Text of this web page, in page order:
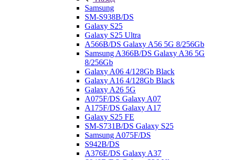
Samsung
SM-S938B/DS
Galaxy S25
Galaxy S25 Ultra
A566B/DS Galaxy A56 5G 8/256Gb
Samsung A366B/DS Galaxy A36 5G
8/256Gb
Galaxy A06 4/128Gb Black
Galaxy A16 4/128Gb Black
Galaxy A26 5G
A075F/DS Galaxy A07
A175F/DS Galaxy A17
Galaxy S25 FE
SM-S731B/DS Galaxy S25
Samsung A075F/DS
S942B/DS
A376E/DS Galaxy A37